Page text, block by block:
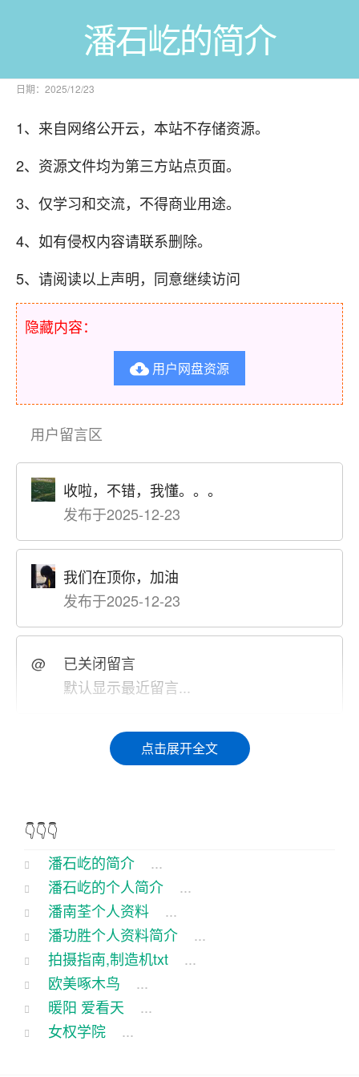
潘石屹的简介
日期：2025/12/23
1、来自网络公开云，本站不存储资源。
2、资源文件均为第三方站点页面。
3、仅学习和交流，不得商业用途。
4、如有侵权内容请联系删除。
5、请阅读以上声明，同意继续访问
隐藏内容：
 用户网盘资源
用户留言区
收啦，不错，我懂。。。
发布于2025-12-23
我们在顶你，加油
发布于2025-12-23
@
已关闭留言
默认显示最近留言...
话说那北，有一位名叫潘石屹的房地产大亨，那可
是出了名的能说会道，为人豪爽，江湖人称“潘大
一进门，潘大侠正和几位朋友喝茶聊天，那场面，
可谓是热闹非凡。我一坐下，潘大侠便热情地给我
倒了一杯茶，笑眯眯地说：“兄弟，来来来，先喝杯
茶，听我给你讲讲我那些年闯荡江湖的故事。”
我喝了一口茶，笑着说：“潘大侠，您的故事可是出
了名的多，我都听得好期待啊！”
潘大侠哈哈一笑，说：“那我就给你讲讲我当年是怎
点击展开全文
👇👇👇
潘石屹的简介
...
潘石屹的个人简介
...
潘南荃个人资料
...
潘功胜个人资料简介
...
拍摄指南,制造机txt
...
欧美啄木鸟
...
暖阳 爱看天
...
女权学院
...